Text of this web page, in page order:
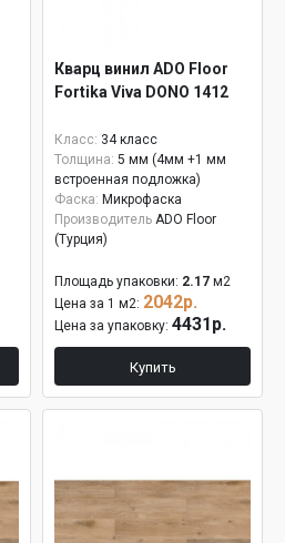
Кварц винил ADO Floor
Fortika Viva DONO 1412
Класс: 34 класс
Толщина: 5 мм (4мм +1 мм
встроенная подложка)
Фаска: Микрофаска
Производитель ADO Floor
(Турция)
Площадь упаковки: 2.17 м2
Цена за 1 м2: 2042р.
Цена за упаковку: 4431р.
Купить